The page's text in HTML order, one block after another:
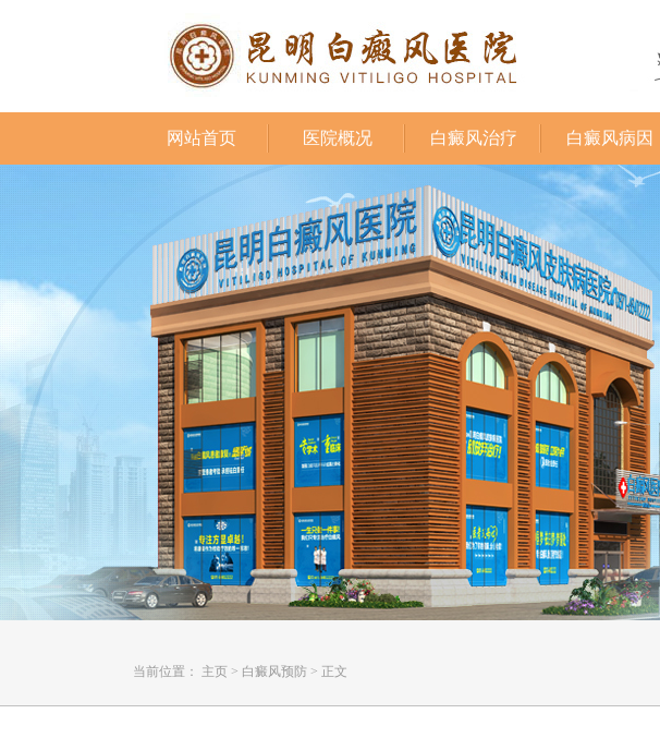
网站首页 医院概况 白癜风治疗 白癜风病因
当前位置： 主页 > 白癜风预防 > 正文